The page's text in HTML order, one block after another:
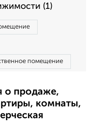
(1)
помещение
о продаже,
комнаты,